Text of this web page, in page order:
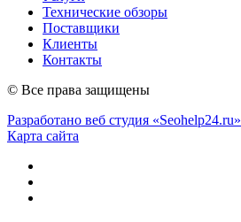
Технические обзоры
Поставщики
Клиенты
Контакты
© Все права защищены
Разработано веб студия «Seohelp24.ru»
Карта сайта